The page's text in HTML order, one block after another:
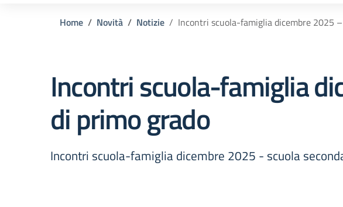
Home Novità Notizie Incontri scuola-famiglia dicembre 2025
Incontri scuola-famiglia
di primo grado
Incontri scuola-famiglia dicembre 2025 - scuola